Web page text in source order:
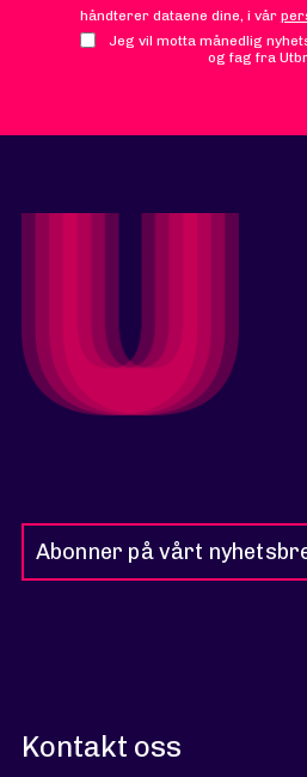
håndterer dataene dine, i vår
Jeg vil motta månedlig
og fag fra
Abonner på vårt
Kontakt oss